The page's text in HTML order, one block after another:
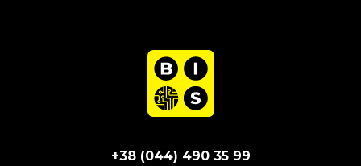
+38 (044) 490 35 99